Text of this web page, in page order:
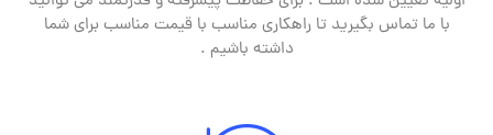
با ما تماس بگیرید تا راهکاری مناسب با قیمت مناسب برای شما
داشته باشیم .